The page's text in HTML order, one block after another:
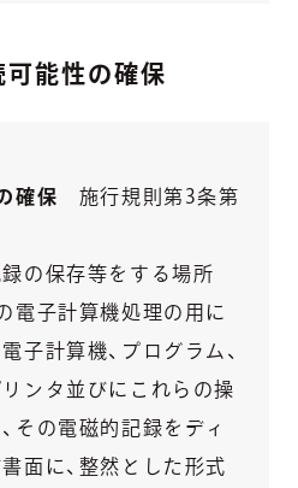
能性の確保
確保 施行規則第3条第
の保存等をする場所
電子計算機処理の用に
子計算機、プログラム、
ンタ並びにこれらの操
その電磁的記録をディ
面に、整然とした形式